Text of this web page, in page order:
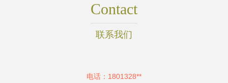
Contact
联系我们
电话：1801328**